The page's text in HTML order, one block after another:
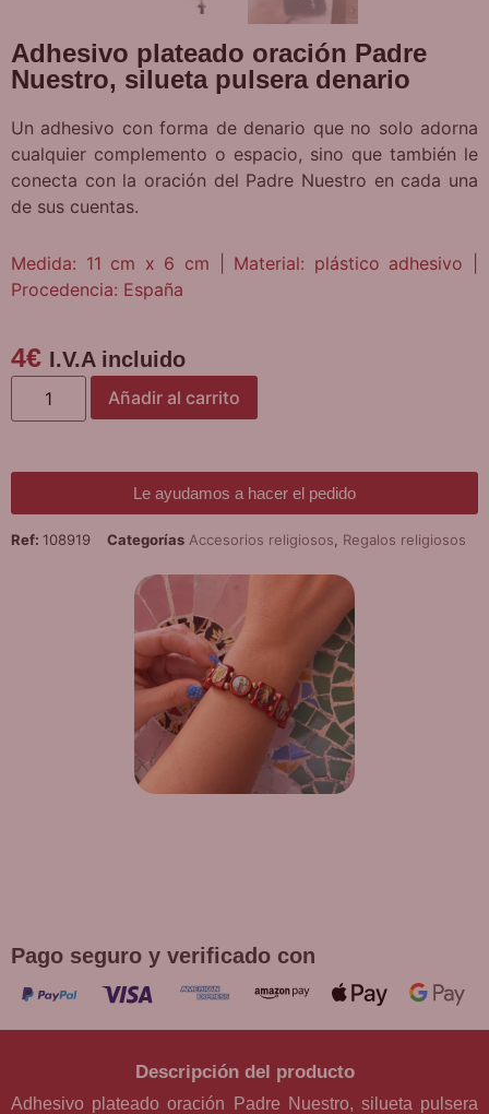
Adhesivo plateado oración Padre
Nuestro, silueta pulsera denario
Un adhesivo con forma de denario que no solo adorna
cualquier complemento o espacio, sino que también le
conecta con la oración del Padre Nuestro en cada una
de sus cuentas.
Medida: 11 cm x 6 cm | Material: plástico adhesivo |
Procedencia: España
4€ I.V.A incluido
Añadir al carrito
Le ayudamos a hacer el pedido
Ref: 108919 Categorías Accesorios religiosos Regalos religiosos
Pago seguro y verificado con
Descripción del producto
Adhesivo plateado oración Padre Nuestro, silueta pulsera